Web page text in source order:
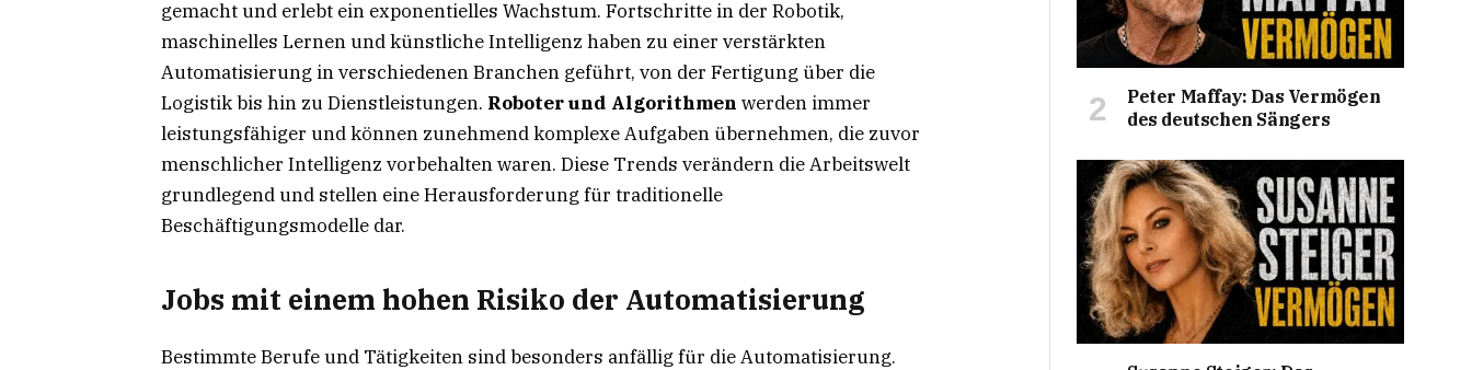
gemacht und erlebt ein exponentielles Wachstum. Fortschritte in der Robotik,
maschinelles Lernen und künstliche Intelligenz haben zu einer verstärkten
Automatisierung in verschiedenen Branchen geführt, von der Fertigung über die
Logistik bis hin zu Dienstleistungen. Roboter und Algorithmen werden immer
leistungsfähiger und können zunehmend komplexe Aufgaben übernehmen, die zuvor
menschlicher Intelligenz vorbehalten waren. Diese Trends verändern die Arbeitswelt
grundlegend und stellen eine Herausforderung für traditionelle
Beschäftigungsmodelle dar.
Jobs mit einem hohen Risiko der Automatisierung
Bestimmte Berufe und Tätigkeiten sind besonders anfällig für die Automatisierung.
Peter Maffay: Das Vermögen
des deutschen Sängers